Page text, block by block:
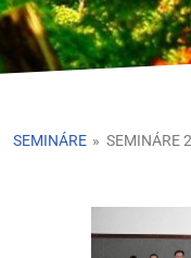
SEMINÁRE » SEMINÁRE